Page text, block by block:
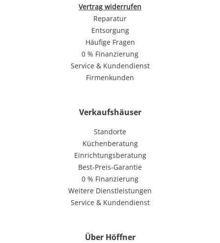
Vertrag widerrufen
Reparatur
Entsorgung
Häufige Fragen
0 % Finanzierung
Service & Kundendienst
Firmenkunden
Verkaufshäuser
Standorte
Küchenberatung
Einrichtungsberatung
Best-Preis-Garantie
0 % Finanzierung
Weitere Dienstleistungen
Service & Kundendienst
Über Höffner